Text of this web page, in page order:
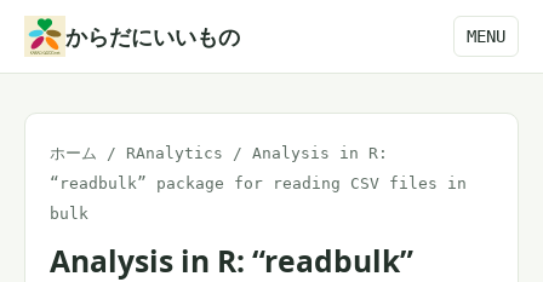
からだにいいもの MENU
ホーム / RAnalytics / Analysis in R:
“readbulk” package for reading CSV files in
bulk
Analysis in R: “readbulk”